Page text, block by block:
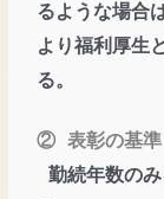
るような場合は
より福利厚生
る。
② 表彰の基準
勤続年数の